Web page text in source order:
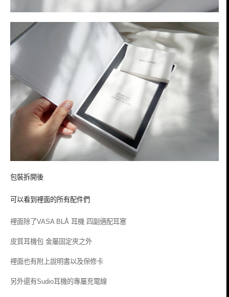
包裝拆開後
可以看到裡面的所有配件們
裡面除了VASA BLÅ 耳機 四副適配耳塞
皮質耳機包 金屬固定夾之外
裡面也有附上說明書以及保修卡
另外還有Sudio耳機的專屬充電線